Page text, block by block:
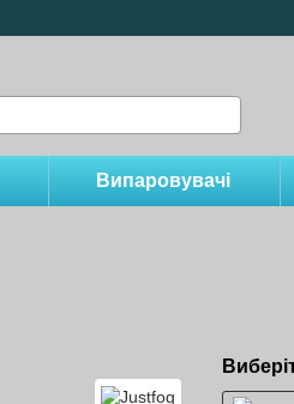
Випаровувачі